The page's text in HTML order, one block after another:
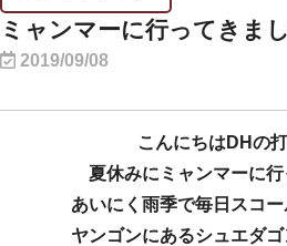
ミャンマーに行ってきま
2019/09/08
こんにちはDHの打
夏休みにミャンマーに行
あいにく雨季で毎日スコー
ヤンゴンにあるシュエダ